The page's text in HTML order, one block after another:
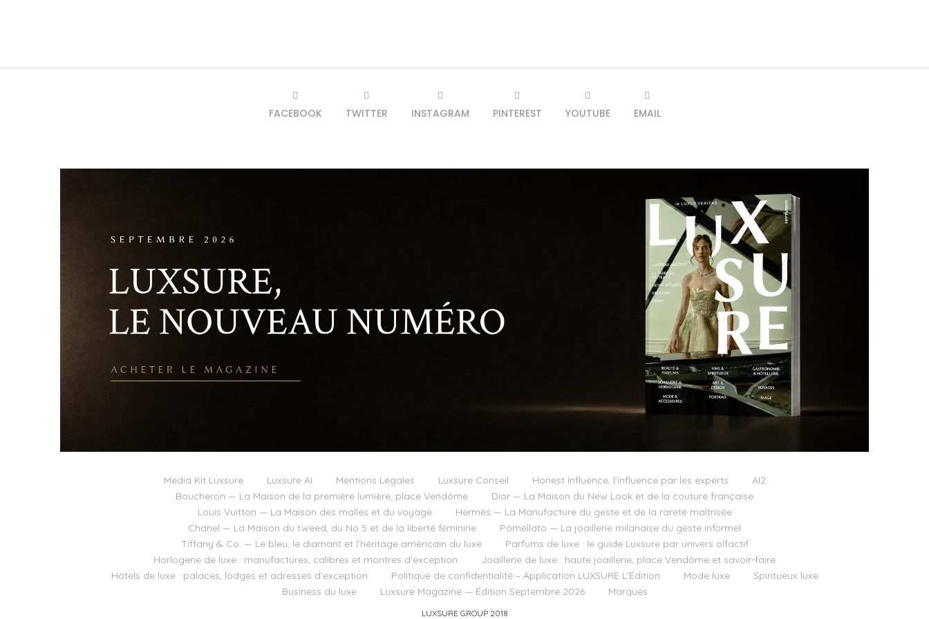
FACEBOOK TWITTER INSTAGRAM PINTEREST YOUTUBE EMAIL
Media Kit Luxsure Luxsure AI Mentions Légales Luxsure Conseil Honest Influence, l’influence par les experts
AI2
Boucheron — La Maison de la première lumière, place Vendôme
Dior — La Maison du New Look et de la couture française
Louis Vuitton — La Maison des malles et du voyage
Hermès — La Manufacture du geste et de la rareté maîtrisée
Chanel — La Maison du tweed, du No 5 et de la liberté féminine
Pomellato — La joaillerie milanaise du geste informel
Tiffany & Co. — Le bleu, le diamant et l’héritage américain du luxe
Parfums de luxe : le guide Luxsure par univers olfactif
Horlogerie de luxe : manufactures, calibres et montres d’exception
Joaillerie de luxe : haute joaillerie, place Vendôme et savoir-faire
Hôtels de luxe : palaces, lodges et adresses d’exception
Politique de confidentialité – Application LUXSURE L’Édition Mode luxe
Spiritueux luxe
Business du luxe
Luxsure Magazine — Édition Septembre 2026 Marques
LUXSURE GROUP 2018